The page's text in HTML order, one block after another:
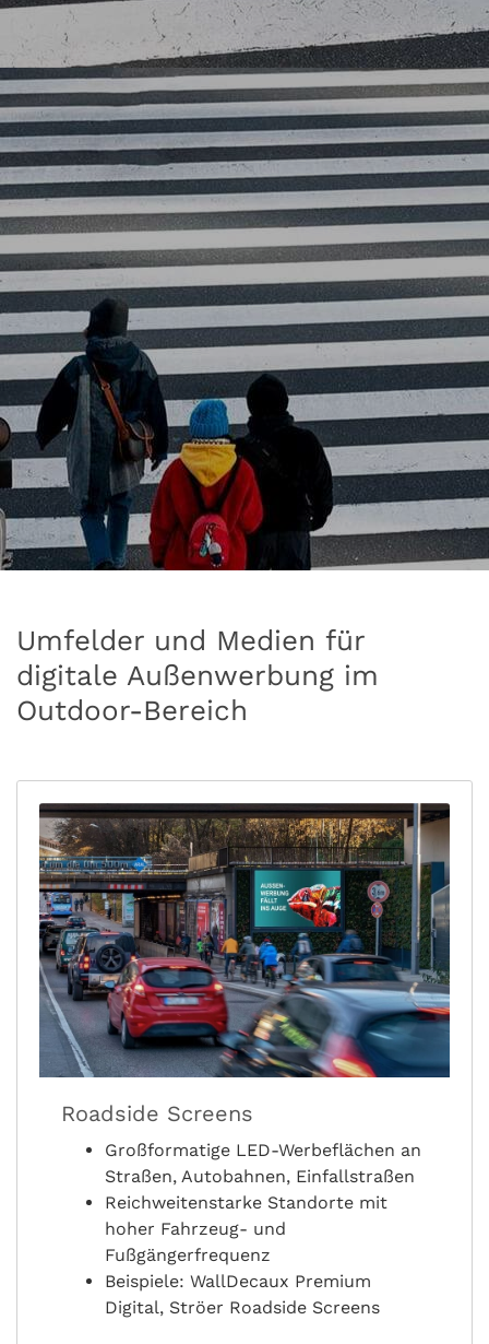
Umfelder und Medien für
digitale Außenwerbung im
Outdoor-Bereich
Roadside Screens
Großformatige LED-Werbeflächen an
Straßen, Autobahnen, Einfallstraßen
Reichweitenstarke Standorte mit
hoher Fahrzeug- und
Fußgängerfrequenz
Beispiele: WallDecaux Premium
Digital, Ströer Roadside Screens